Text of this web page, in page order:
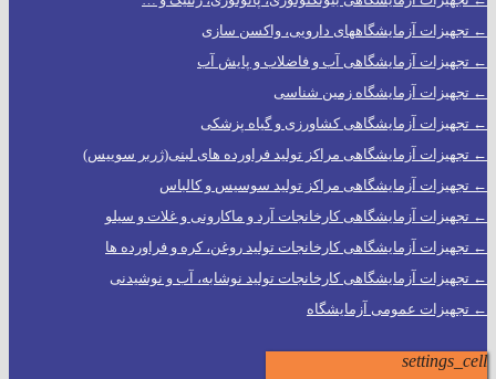
← تجهیزات آزمایشگاههای دارویی، واکسن سازی
← تجهیزات آزمایشگاهی آب و فاضلاب و پایش آب
← تجهیزات آزمایشگاه زمین شناسی
← تجهیزات آزمایشگاهی کشاورزی و گیاه پزشکی
← تجهیزات آزمایشگاهی مراکز تولید فراورده های لبنی(ژربر سوییس)
← تجهیزات آزمایشگاهی مراکز تولید سوسیس و کالباس
← تجهیزات آزمایشگاهی کارخانجات آرد و ماکارونی و غلات و سیلو
← تجهیزات آزمایشگاهی کارخانجات تولید روغن، کره و فراورده ها
← تجهیزات آزمایشگاهی کارخانجات تولید نوشابه، آب و نوشیدنی
← تجهیزات عمومی آزمایشگاه
settings_cell